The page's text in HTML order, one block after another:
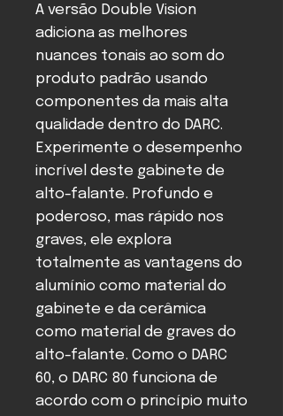
A versão Double Vision
adiciona as melhores
nuances tonais ao som do
produto padrão usando
componentes da mais alta
qualidade dentro do DARC.
Experimente o desempenho
incrível deste gabinete de
alto-falante. Profundo e
poderoso, mas rápido nos
graves, ele explora
totalmente as vantagens do
alumínio como material do
gabinete e da cerâmica
como material de graves do
alto-falante. Como o DARC
60, o DARC 80 funciona de
acordo com o princípio muito